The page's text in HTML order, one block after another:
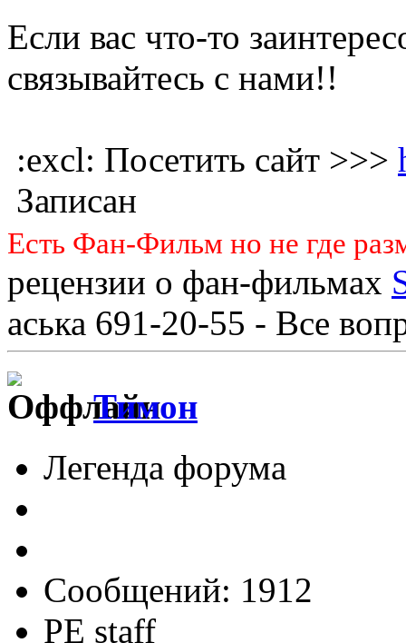
Если вас что-то
связывайтесь с нами!!
:excl: Посетить сайт >>>
Записан
Есть Фан-Фильм но не где
рецензии о фан-фильмах
аська 691-20-55 - Все
Тимон
Легенда форума
Сообщений: 1912
PE staff